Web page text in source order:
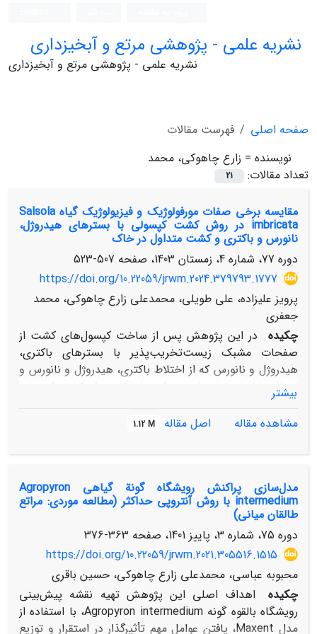
نشریه علمی - پژوهشی مرتع و آبخیزداری
نشریه علمی - پژوهشی مرتع و آبخیزداری
صفحه اصلی
فهرست مقالات
نویسنده = زارع چاهوکی، محمد
تعداد مقالات:
21
مقایسه برخی صفات مورفولوژیک و فیزیولوژیک گیاه Salsola
imbricata در روش کشت کپسولی با بسترهای هیدروژل،
نانورس و باکتری و کشت متداول در خاک
دوره 77، شماره 4، زمستان 1403، صفحه
507-523
https://doi.org/10.22059/jrwm.2024.379793.1777
پرویز علیزاده، علی طویلی، محمدعلی زارع چاهوکی، محمد
جعفری
چکیده
در این پژوهش پس از ساخت کپسول‌های کشت از
صفحات مشبک زیست‌تخریب‌پذیر با بسترهای باکتری،
هیدروژل و نانورس که از اختلاط باکتری، هیدروژل و نانورس و
انتقال نشاهای تولید شده به کپسول‌ها به‌عنوان کشت کپسولی
در مقایسه با گلدان‌های نایلونی مرسوم در کشت متداول که
به‌عنوان شاهد بودند در قالب طرح کاملاً تصادفی با دو عامل
باکتری و نانورس) در گلخانه دانشکده منابع طبیعی دانشگاه
معنی‌دار نوع کشت کپسولی هیدروژل بر تمامی صفات
موفورلوژیک موردبررسی گیاه بود؛ به‌طوری‌که اندازه طول ساقه
7/23 درصد، بالاترین مقادیر را به خود اختصاص دادند. علاوه
براین، در مورد برخی صفات فیزیولوژیک موردبررسی گیاه،
میزان کلروفیل نیز تحت تأثیر نوع کشت کپسولی قرار گرفت و
غلظت آن در کشت کپسولی هیدروژل، باکتری و نانورس به
ترتیب افزایش 8/56، 1/32 و 9/36 درصدی را نشان دادند.
بیشتر
مشاهده مقاله
اصل مقاله 1.12 M
مدل‌سازی پراکنش رویشگاه گونة گیاهی Agropyron
intermedium با روش آنتروپی حداکثر (مطالعه موردی: مراتع
طالقان میانی)
دوره 75، شماره 3، پاییز 1401، صفحه
363-376
https://doi.org/10.22059/jrwm.2021.305516.1515
محبوبه عباسی، محمدعلی زارع چاهوکی، حسین باقری
چکیده
اهداف اصلی این پژوهش تهیه نقشه پیش‌بینی
رویشگاه بالقوه گونه Agropyron intermedium، با استفاده از
مدل Maxent، یافتن عوامل مهم تأثیرگذار در استقرار و توزیع